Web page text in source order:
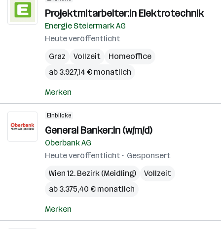
Projektmitarbeiter:in Elektrotechnik
Energie Steiermark AG
Heute veröffentlicht
Graz
Vollzeit
Homeoffice
ab 3.927,14 € monatlich
Merken
Einblicke
General Banker:in (w/m/d)
Oberbank AG
Heute veröffentlicht
Gesponsert
Wien 12. Bezirk (Meidling)
Vollzeit
ab 3.375,40 € monatlich
Merken